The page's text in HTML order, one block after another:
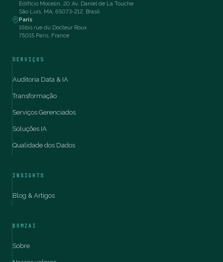
Edifício Mocelin, 20 Av. Daniel de La Touche
São Luís, MA, 65073-212, Brasil
Paris
16bis rue du Docteur Roux
75015 Paris, France
SERVIÇOS
Auditoria Data & IA
Transformação
Serviços Gerenciados
Soluções IA
Qualidade dos Dados
INSIGHTS
Blog & Artigos
BOMZAI
Sobre